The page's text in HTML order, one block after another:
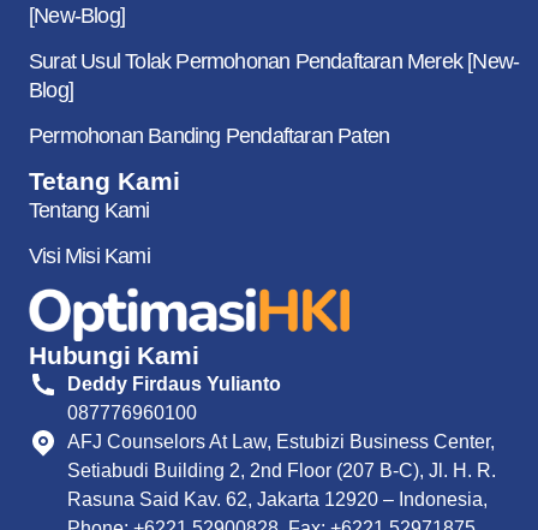
Hubungi Kami
Deddy Firdaus Yulianto
087776960100
AFJ Counselors At Law, Estubizi Business Center,
Setiabudi Building 2, 2nd Floor (207 B-C), Jl. H. R.
Rasuna Said Kav. 62, Jakarta 12920 – Indonesia,
[New-Blog]
Surat Usul Tolak Permohonan Pendaftaran Merek [New-
Blog]
Permohonan Banding Pendaftaran Paten
Tetang Kami
Tentang Kami
Visi Misi Kami